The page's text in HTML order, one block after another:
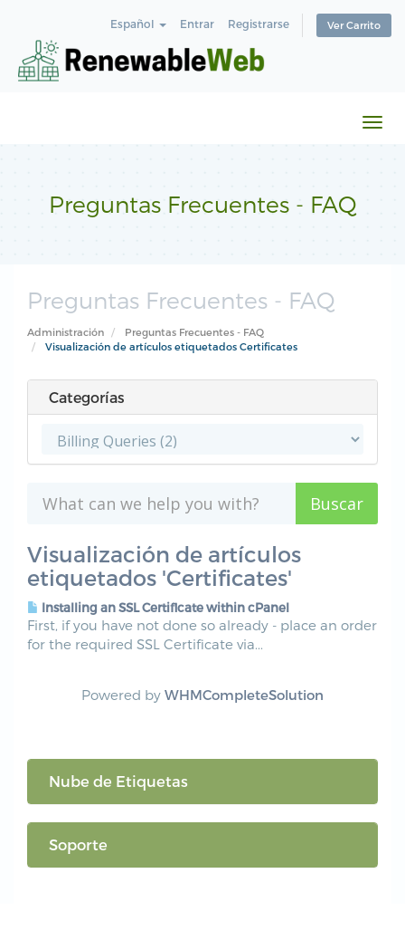
Español Entrar Registrarse Ver Carrito
Preguntas Frecuentes - FAQ
Preguntas Frecuentes - FAQ
Administración
Preguntas Frecuentes - FAQ
Visualización de artículos etiquetados Certificates
Categorías
Visualización de artículos
etiquetados 'Certificates'
Installing an SSL Certificate within cPanel
First, if you have not done so already - place an order
for the required SSL Certificate via...
Powered by WHMCompleteSolution
Nube de Etiquetas
Soporte